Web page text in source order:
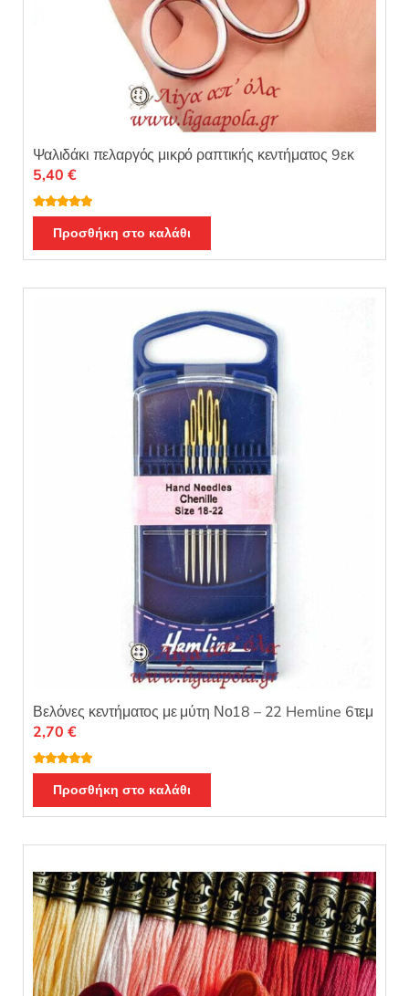
Ψαλιδάκι πελαργός μικρό ραπτικής κεντήματος 9εκ
Βαθμολογή
θηκε με 5.00
από 5
5,40 €
Προσθήκη στο καλάθι
Βελόνες κεντήματος με μύτη Νο18 – 22 Hemline 6τεμ
Βαθμολογή
θηκε με5.00
από 5
2,70 €
Προσθήκη στο καλάθι